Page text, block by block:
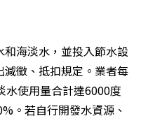
海淡水，並投入節水設
徵、抵扣規定。業者每
水使用量合計達6000度
。若自行開發水資源、